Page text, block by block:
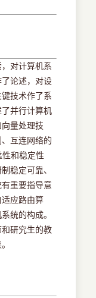
对计算机系
论述，对设
技术作了系
并行计算机
量处理技
互连网络的
和稳定性
稳定可靠、
重要指导意
应路由算
统的构成。
研究生的教